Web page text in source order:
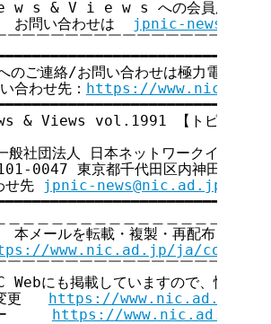
s & V i e w s への会員広告無料
問い合わせは
jpnic-
￣￣￣￣￣￣￣￣￣￣￣￣￣￣￣￣￣
ご連絡/お問い合わせは極力電子メー
合わせ先：
https://
& Views vol.1991 【トピックス
社団法人 日本ネットワークインフォ
0047 東京都千代田区内神田2-12-
せ先
jpnic-news@nic.ad.jp
メールを転載・複製・再配布・引用
www.nic.ad.jp/ja/
￣￣￣￣￣￣￣￣￣￣￣￣￣￣￣￣￣
にも掲載していますので、情報共
変更 https://www.nic.ad.jp/ja/
バー https://www.nic.ad.jp/ja/